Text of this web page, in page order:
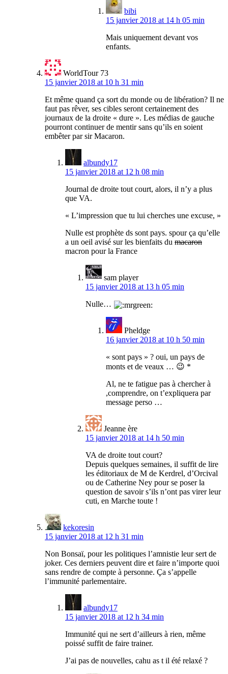
bibi
15 janvier 2018 at 14 h 05 min
Mais uniquement devant vos
enfants.
WorldTour 73
15 janvier 2018 at 10 h 31 min
Et même quand ça sort du monde ou de libération? Il ne
faut pas rêver, ses cibles seront certainement des
journaux de la droite « dure ». Les médias de gauche
pourront continuer de mentir sans qu’ils en soient
embêter par sir Macaron.
albundy17
15 janvier 2018 at 12 h 08 min
Journal de droite tout court, alors, il n’y a plus
que VA.
« L’impression que tu lui cherches une excuse, »
Nulle est prophète ds sont pays. spour ça qu’elle
a un oeil avisé sur les bienfaits du macaron
macron pour la France
sam player
15 janvier 2018 at 13 h 05 min
Nulle…
Pheldge
16 janvier 2018 at 10 h 50 min
« sont pays » ? oui, un pays de
monts et de veaux … 😉 *
Al, ne te fatigue pas à chercher à
,comprendre, on t’expliquera par
message perso …
Jeanne ère
15 janvier 2018 at 14 h 50 min
VA de droite tout court?
Depuis quelques semaines, il suffit de lire
les éditoriaux de M de Kerdrel, d’Orcival
ou de Catherine Ney pour se poser la
question de savoir s’ils n’ont pas virer leur
cuti, en Marche toute !
kekoresin
15 janvier 2018 at 12 h 31 min
Non Bonsaï, pour les politiques l’amnistie leur sert de
joker. Ces derniers peuvent dire et faire n’importe quoi
sans rendre de compte à personne. Ça s’appelle
l’immunité parlementaire.
albundy17
15 janvier 2018 at 12 h 34 min
Immunité qui ne sert d’ailleurs à rien, même
poissé suffit de faire trainer.
J’ai pas de nouvelles, cahu as t il été relaxé ?